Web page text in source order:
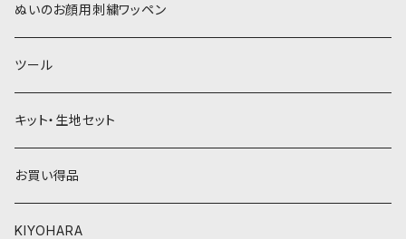
ウィッグボア（8cm）
黄色・クリーム系
ベージュ・ブラウン系
黄色・クリーム系
ベージュ・ブラウン系
ぬいのお顔用刺繍ワッペン
ツール
キット・生地セット
お買い得品
KIYOHARA